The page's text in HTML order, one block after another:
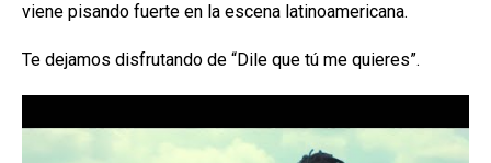
viene pisando fuerte en la escena latinoamericana.
Te dejamos disfrutando de “Dile que tú me quieres”.